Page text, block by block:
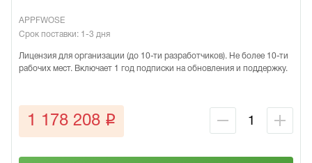
APPFWOSE
Срок поставки: 1-3 дня
Лицензия для организации (до 10-ти разработчиков). Не более 10-ти
рабочих мест. Включает 1 год подписки на обновления и поддержку.
1 178 208 q